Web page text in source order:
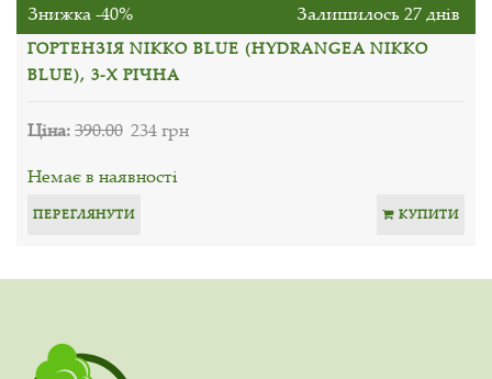
Знижка -40% Залишилось 27 днів
ГОРТЕНЗІЯ NIKKO BLUE (HYDRANGEA NIKKO
BLUE), 3-Х РІЧНА
Ціна:390.00 234 грн
Немає в наявності
ПЕРЕГЛЯНУТИ КУПИТИ